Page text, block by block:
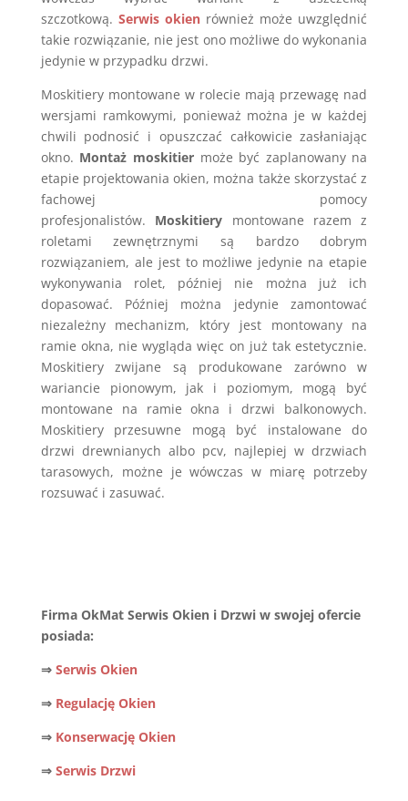
szczotkową. Serwis okien również może uwzględnić
takie rozwiązanie, nie jest ono możliwe do wykonania
jedynie w przypadku drzwi.
Moskitiery montowane w rolecie mają przewagę nad
wersjami ramkowymi, ponieważ można je w każdej
chwili podnosić i opuszczać całkowicie zasłaniając
okno. Montaż moskitier może być zaplanowany na
etapie projektowania okien, można także skorzystać z
fachowej pomocy
profesjonalistów.
Moskitiery
montowane razem z
roletami zewnętrznymi są bardzo dobrym
rozwiązaniem, ale jest to możliwe jedynie na etapie
wykonywania rolet, później nie można już ich
dopasować. Później można jedynie zamontować
niezależny mechanizm, który jest montowany na
ramie okna, nie wygląda więc on już tak estetycznie.
Moskitiery zwijane są produkowane zarówno w
wariancie pionowym, jak i poziomym, mogą być
montowane na ramie okna i drzwi balkonowych.
Moskitiery przesuwne mogą być instalowane do
drzwi drewnianych albo pcv, najlepiej w drzwiach
tarasowych, możne je wówczas w miarę potrzeby
rozsuwać i zasuwać.
Firma OkMat Serwis Okien i Drzwi w swojej ofercie
posiada:
⇒ Serwis Okien
⇒Regulację Okien
⇒ Konserwację Okien
⇒Serwis Drzwi